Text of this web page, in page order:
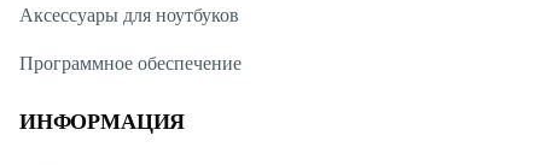
Аксессуары для ноутбуков
Программное обеспечение
ИНФОРМАЦИЯ